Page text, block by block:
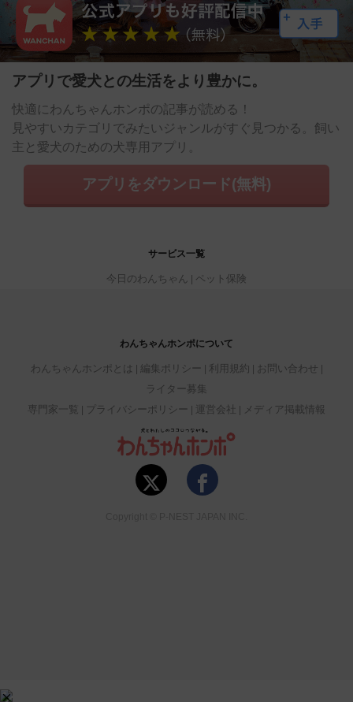
アプリで愛犬との生活をより豊かに。
快適にわんちゃんホンポの記事が読める！
見やすいカテゴリでみたいジャンルがすぐ見つかる。飼い
主と愛犬のための犬専用アプリ。
アプリをダウンロード(無料)
サービス一覧
今日のわんちゃん ペット保険
わんちゃんホンポについて
わんちゃんホンポとは 編集ポリシー 利用規約
お問い合わせ
ライター募集
専門家一覧
プライバシーポリシー 運営会社 メディア掲載情報